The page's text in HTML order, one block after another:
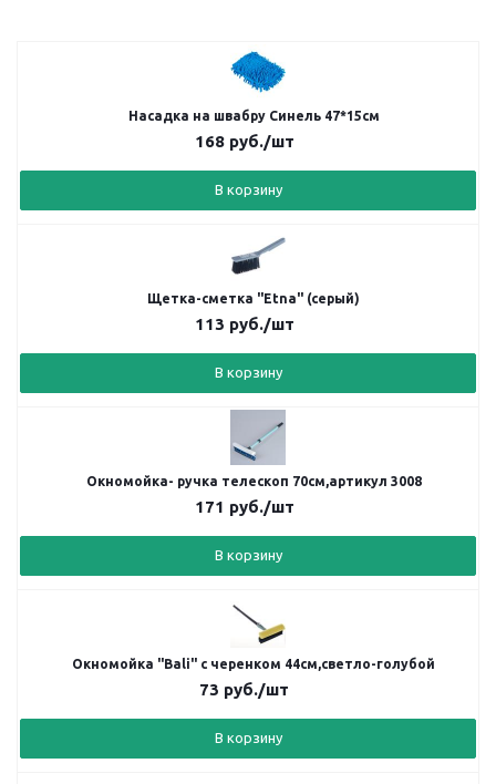
Насадка на швабру Синель 47*15см
168руб./шт
В корзину
Щетка-сметка "Etna" (серый)
113 руб./шт
В корзину
Окномойка- ручка телескоп 70см,артикул 3008
171 руб./шт
В корзину
Окномойка "Bali" с черенком 44см,светло-голубой
73 руб./шт
В корзину